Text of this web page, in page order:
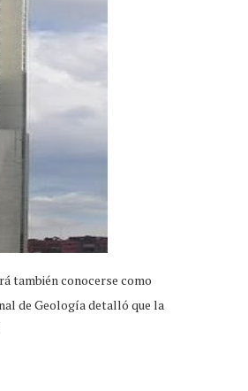
también conocerse como
de Geología detalló que la